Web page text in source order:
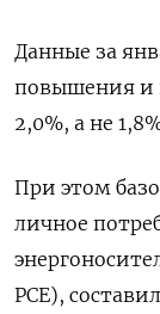
Данные за
повышения и
2,0%, а не
При этом
личное
PCE),